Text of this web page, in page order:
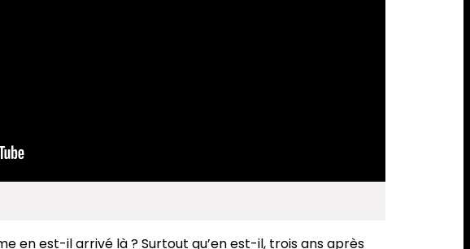
en est-il arrivé là ? Surtout qu’en est-il, trois ans après